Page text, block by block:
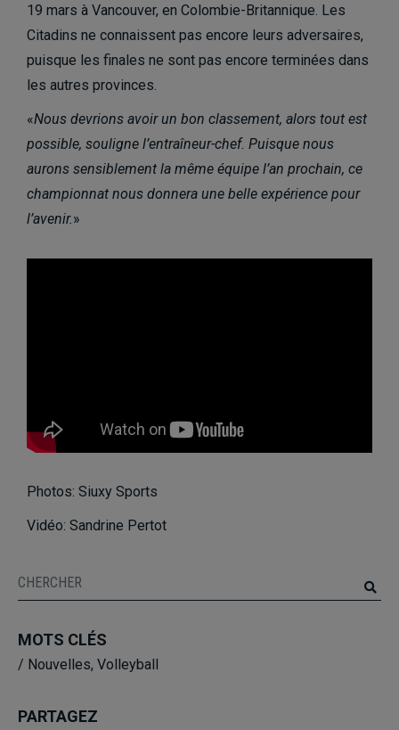
19 mars à Vancouver, en Colombie-Britannique. Les
Citadins ne connaissent pas encore leurs adversaires,
puisque les finales ne sont pas encore terminées dans
les autres provinces.
«Nous devrions avoir un bon classement, alors tout est
possible, souligne l’entraîneur-chef. Puisque nous
aurons sensiblement la même équipe l’an prochain, ce
championnat nous donnera une belle expérience pour
l’avenir.»
Photos: Siuxy Sports
Vidéo: Sandrine Pertot
MOTS CLÉS
/ Nouvelles, Volleyball
PARTAGEZ